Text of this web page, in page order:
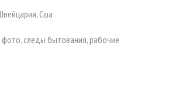
Сша
фото, следы бытования, рабочие